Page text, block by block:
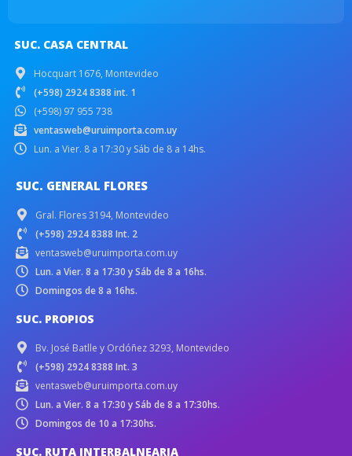
SUC. CASA CENTRAL
Hocquart 1676, Montevideo
(+598) 2924 8388 int. 1
(+598) 97 955 738
ventasweb@uruimporta.com.uy
Lun. a Vier. 8 a 17:30 y Sáb de 8 a 14hs.
SUC. GENERAL FLORES
Gral. Flores 3194, Montevideo
(+598) 2924 8388 Int. 2
ventasweb@uruimporta.com.uy
Lun. a Vier. 8 a 17:30 y Sáb de 8 a 16hs.
Domingos de 8 a 16hs.
SUC. PROPIOS
Bv. José Batlle y Ordóñez 3293, Montevideo
(+598) 2924 8388 Int. 3
ventasweb@uruimporta.com.uy
Lun. a Vier. 8 a 17:30 y Sáb de 8 a 17:30hs.
Domingos de 10 a 17:30hs.
SUC. RUTA INTERBALNEARIA